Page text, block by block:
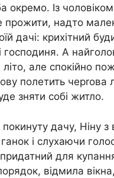
окремо. Із
прожити, надто
дачі: крихітний
А
але спокійно
полетить
зняти собі житло.
дачу, Ніну
і слухаючи
для
відмила